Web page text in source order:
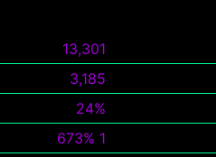
13,301
3,185
24%
1 673%